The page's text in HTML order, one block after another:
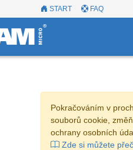
START FAQ
Pokračováním v
souborů cookie,
ochrany osobních
Zde si můžete